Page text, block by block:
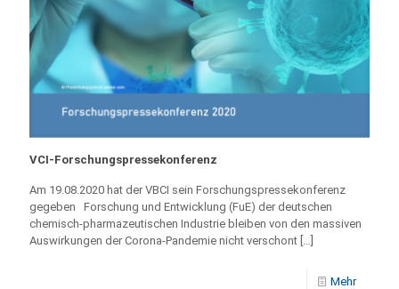
VCI-Forschungspressekonferenz
Am 19.08.2020 hat der VBCI sein Forschungspressekonferenz
gegeben Forschung und Entwicklung (FuE) der deutschen
chemisch-pharmazeutischen Industrie bleiben von den massiven
Auswirkungen der Corona-Pandemie nicht verschont
Mehr